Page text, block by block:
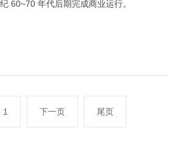
60~70 年代后期完成商业运行。
1 下一页 尾页